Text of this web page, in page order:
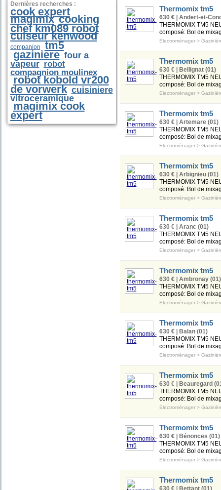
Dernières recherches :
cook expert
magimix cooking
chef km089 robot
cuiseur kenwood
companion tm5
gaziniere four a
vapeur robot
compagnion moulinex
robot kobold vr200
de vorwerk cuisiniere
vitroceramique
magimix cook
expert
Thermomix tm5
630 € | Andert-et-
THERMOMIX TM5
composé: Bol de
Electroménager>
Thermomix tm5
630 € | Bellignat (01)
THERMOMIX TM5
composé: Bol de
Electroménager>
Thermomix tm5
630 € | Artemare (01)
THERMOMIX TM5
composé: Bol de
Electroménager>
Thermomix tm5
630 € | Arbignieu (01)
THERMOMIX TM5
composé: Bol de
Electroménager>
Thermomix tm5
630 € | Aranc (01)
THERMOMIX TM5
composé: Bol de
Electroménager>
Thermomix tm5
630 € | Ambronay (01)
THERMOMIX TM5
composé: Bol de
Electroménager>
Thermomix tm5
630 € | Balan (01)
THERMOMIX TM5
composé: Bol de
Electroménager>
Thermomix tm5
630 € | Beauregard
THERMOMIX TM5
composé: Bol de
Electroménager>
Thermomix tm5
630 € | Bénonces (01)
THERMOMIX TM5
composé: Bol de
Electroménager>
Thermomix tm5
630 € | Bettant (01)